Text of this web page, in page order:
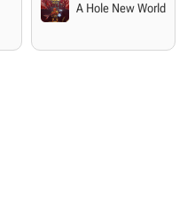
A Hole New World